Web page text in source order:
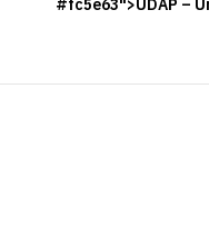
#fc5e63">UDAP –